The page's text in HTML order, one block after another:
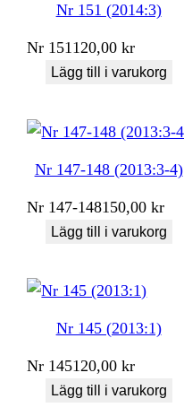
Nr 151 (2014:3)
Nr 151120,00kr
Lägg till i varukorg
Nr 147-148 (2013:3-4)
Nr 147-148150,00kr
Lägg till i varukorg
Nr 145 (2013:1)
Nr 145120,00kr
Lägg till i varukorg